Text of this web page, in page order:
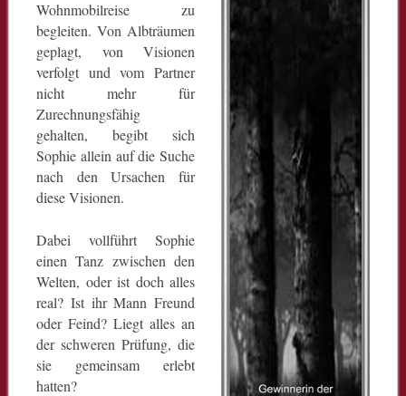
Wohnmobilreise zu
begleiten. Von Albträumen
geplagt, von Visionen
verfolgt und vom Partner
nicht mehr für
Zurechnungsfähig
gehalten, begibt sich
Sophie allein auf die Suche
nach den Ursachen für
diese Visionen.
Dabei vollführt Sophie
einen Tanz zwischen den
Welten, oder ist doch alles
real? Ist ihr Mann Freund
oder Feind? Liegt alles an
der schweren Prüfung, die
sie gemeinsam erlebt
hatten?